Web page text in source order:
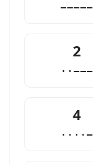
−−−−−
2
··−−−
4
····−